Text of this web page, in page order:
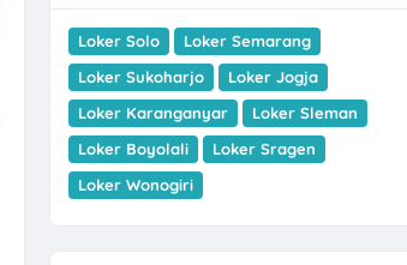
Loker Solo
Loker Semarang
Loker Sukoharjo
Loker Jogja
Loker Karanganyar
Loker Sleman
Loker Boyolali
Loker Sragen
Loker Wonogiri